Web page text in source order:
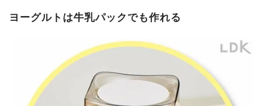
ヨーグルトは牛乳パックでも作れる